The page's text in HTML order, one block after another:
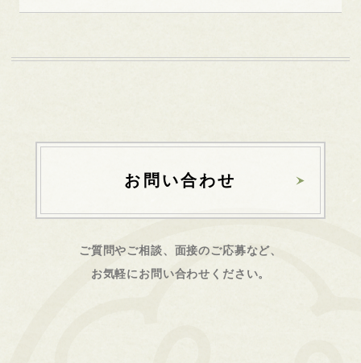
お問い合わせ
ご質問やご相談、面接のご応募など、
お気軽にお問い合わせください。